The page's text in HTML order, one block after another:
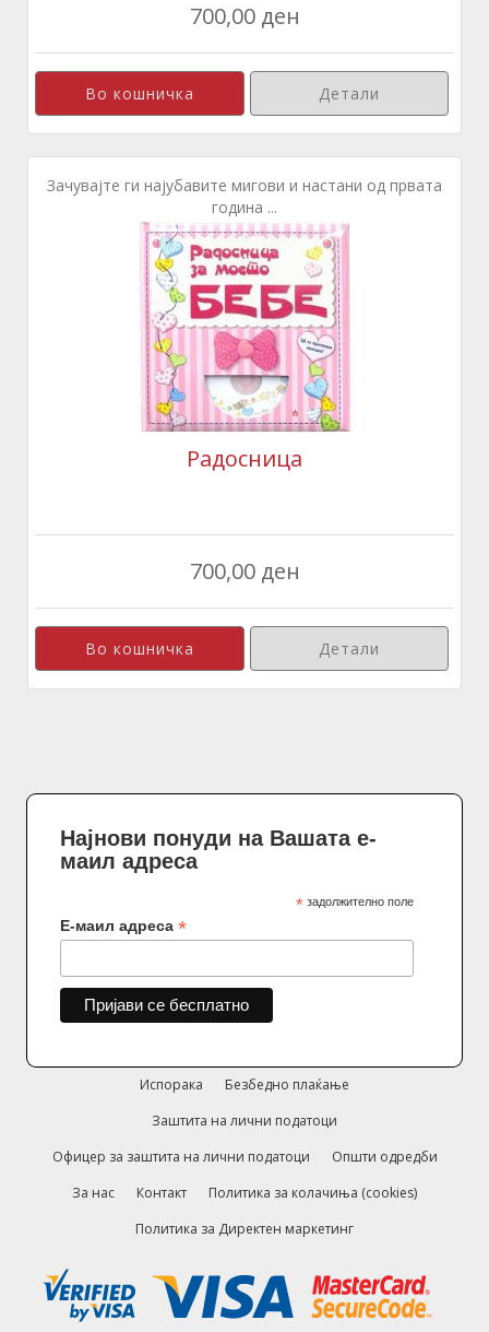
700,00 ден
Детали
Зачувајте ги најубавите мигови и настани од првата
година ...
Радосница
700,00 ден
Детали
Најнови понуди на Вашата е-
маил адреса
* задолжително поле
Е-маил адреса *
Испорака
Безбедно плаќање
Заштита на лични податоци
Офицер за заштита на лични податоци
Општи одредби
За нас
Контакт
Политика за колачиња (cookies)
Политика за Директен маркетинг